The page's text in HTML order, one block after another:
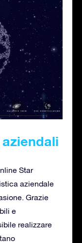
Star
aziendale
Grazie
e
realizzare